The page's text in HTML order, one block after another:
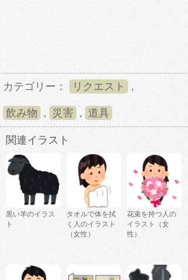
カテゴリー： リクエスト ,
飲み物 , 災害 , 道具
関連イラスト
黒い羊のイラス
ト
タオルで体を拭
く人のイラスト
（女性）
花束を持つ人の
イラスト（女
性）